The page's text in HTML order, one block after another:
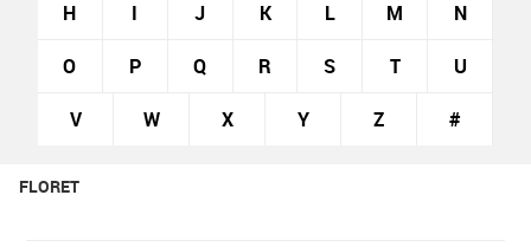
H I J K L M N
O P Q R S T U
V W X Y Z #
FLORET